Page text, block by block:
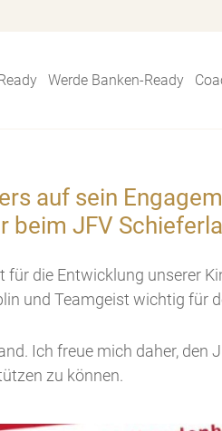
Werde Banken-Ready
auf sein
beim JFV
die Entwicklung unserer
und Teamgeist wichtig für
Ich freue mich daher, den
zu können.